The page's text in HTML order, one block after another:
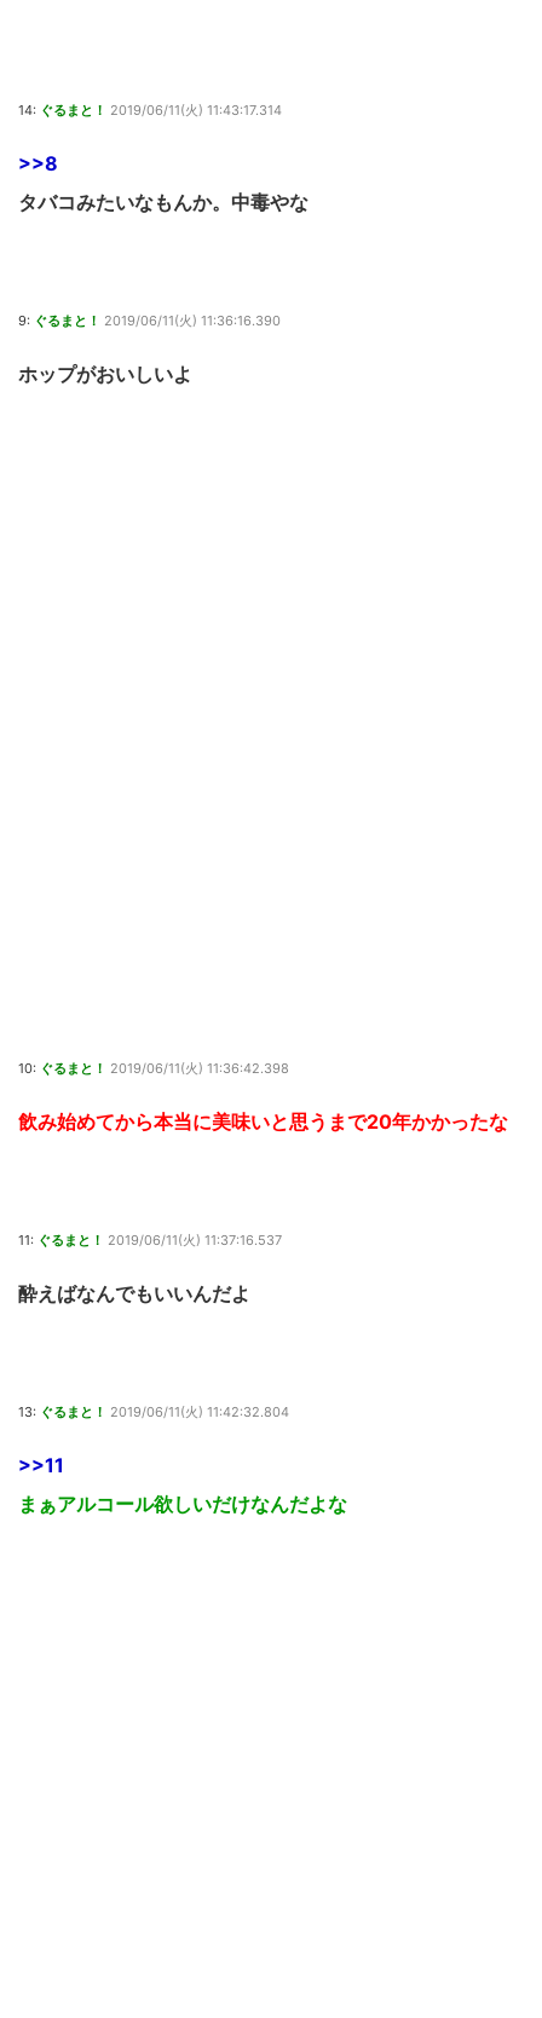
14: ぐるまと！ 2019/06/11(火) 11:43:17.314
>>8
タバコみたいなもんか。中毒やな
9: ぐるまと！ 2019/06/11(火) 11:36:16.390
ホップがおいしいよ
10: ぐるまと！ 2019/06/11(火) 11:36:42.398
飲み始めてから本当に美味いと思うまで20年かかったな
11: ぐるまと！ 2019/06/11(火) 11:37:16.537
酔えばなんでもいいんだよ
13: ぐるまと！ 2019/06/11(火) 11:42:32.804
>>11
まぁアルコール欲しいだけなんだよな